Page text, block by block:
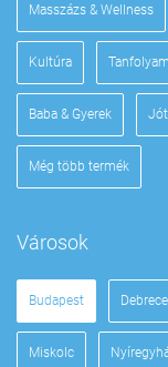
Masszázs & Wellness
Kultúra
Baba & Gyerek
Még több termék
Városok
Budapest
Miskolc